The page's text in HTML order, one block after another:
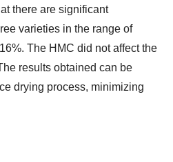
there are significant
varieties in the range of
The HMC did not affect the
results obtained can be
drying process, minimizing